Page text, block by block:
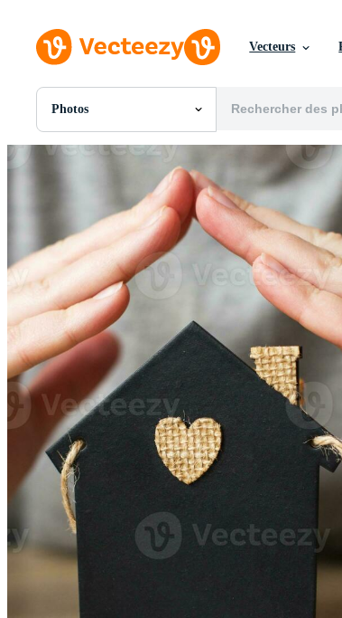
Vecteurs
Photos
Toutes Images
Photos
Modèles
Vecteurs
Vidéos
Motion graphics
Images Éditoriales
Événements Éditoriaux